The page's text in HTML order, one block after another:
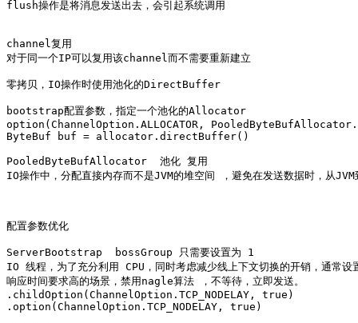
flush操作是将消息发送出去，会引起系统调用
channel复用
对于同一个IP可以复用该channel而不需要重新建立
零拷贝，IO操作时使用池化的DirectBuffer
bootstrap配置参数，指定一个池化的Allocator
option(ChannelOption.ALLOCATOR,
ByteBuf buf = allocator.directBuffer()
PooledByteBufAllocator  池化 复用
IO操作中，分配直接内存而不是JVM的堆空间 ，避免在发送数据时，从
配置参数优化
ServerBootstrap  bossGroup 只需要设置为 1
IO 线程，为了充分利用 CPU，同时考虑减少线上下文切换的开销，通常
响应时间要求高的场景，禁用nagle算法 ，不等待，立即发送。
.childOption(ChannelOption.TCP_NODELAY, true)
.option(ChannelOption.TCP_NODELAY, true)